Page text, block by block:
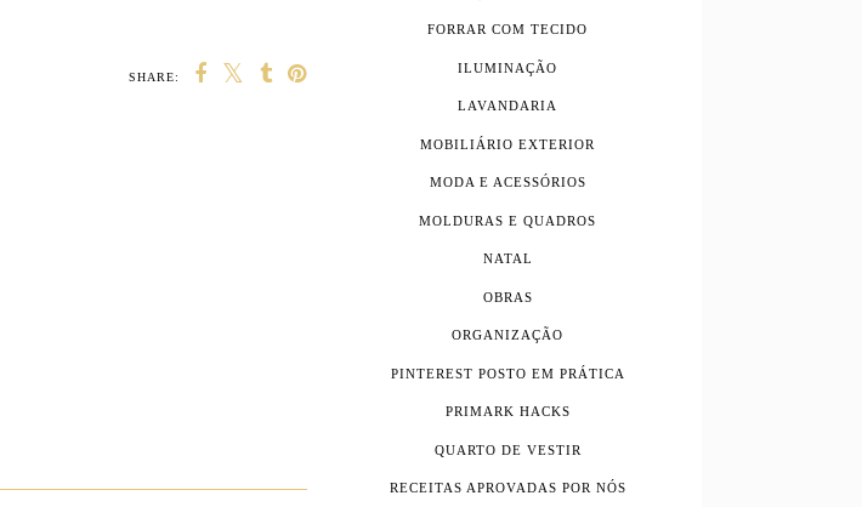
SHARE:
FORRAR COM TECIDO
ILUMINAÇÃO
LAVANDARIA
MOBILIÁRIO EXTERIOR
MODA E ACESSÓRIOS
MOLDURAS E QUADROS
NATAL
OBRAS
ORGANIZAÇÃO
PINTEREST POSTO EM PRÁTICA
PRIMARK HACKS
QUARTO DE VESTIR
RECEITAS APROVADAS POR NÓS